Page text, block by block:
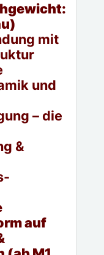
mit
und
– die
&
auf